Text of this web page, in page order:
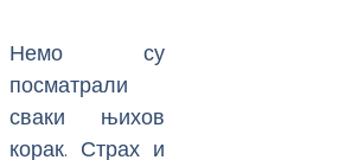
Немо су
посматрали
сваки њихов
корак. Страх и